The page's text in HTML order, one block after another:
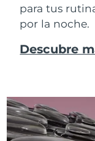
para tus
por la noche.
Descubre